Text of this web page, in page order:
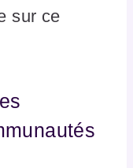
sur ce